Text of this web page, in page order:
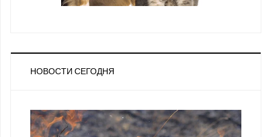
НОВОСТИ СЕГОДНЯ